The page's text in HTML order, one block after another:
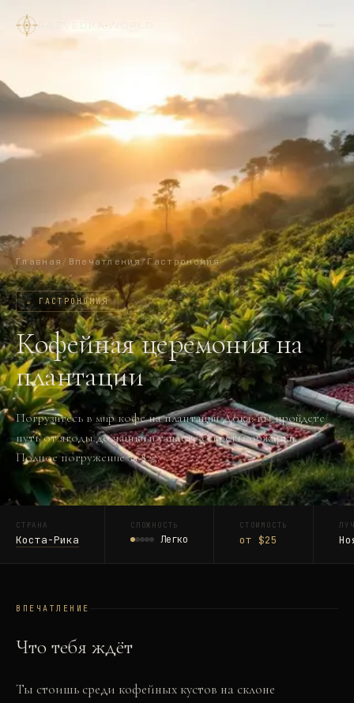
RAZVEDKA ·
Главная / Впечатления/Гастрономия
☕ ГАСТРОНОМИЯ
Кофейная церемония на
плантации
Погрузитесь в мир кофе на плантации Дока: вы пройдете
путь от ягоды до чашки и узнаете секреты обжарки.
Полное погружение за $25.
СТРАНА
Коста-Рика
СЛОЖНОСТЬ
Легко
СТОИМОСТЬ
от $25
ВПЕЧАТЛЕНИЕ
Что тебя ждёт
Ты стоишь среди кофейных кустов на склоне